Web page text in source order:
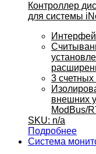
Контроллер
для системы
3 счетных
внешних
ModBus/
SKU: n/a
Подробнее
Система